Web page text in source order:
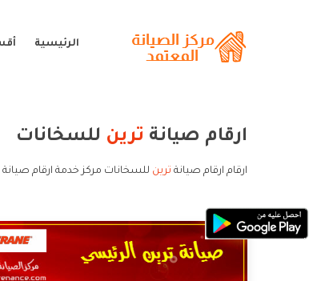
الرئيسية
ارقام صيانة ترين للسخانات
ارقام ارقام صيانة ترين للسخانات مركز خدمة ارقام